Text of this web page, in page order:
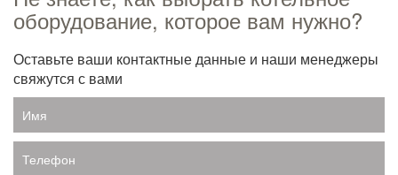
оборудование, которое вам нужно?
Оставьте ваши контактные данные и наши менеджеры
свяжутся с вами
Имя
Телефон